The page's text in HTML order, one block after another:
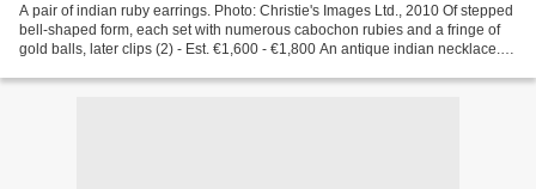
A pair of indian ruby earrings. Photo: Christie's Images Ltd., 2010 Of stepped
bell-shaped form, each set with numerous cabochon rubies and a fringe of
gold balls, later clips (2) - Est. €1,600 - €1,800 An antique indian necklace.